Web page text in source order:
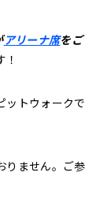
アリーナ席をご
ットウォークで
りません。ご参